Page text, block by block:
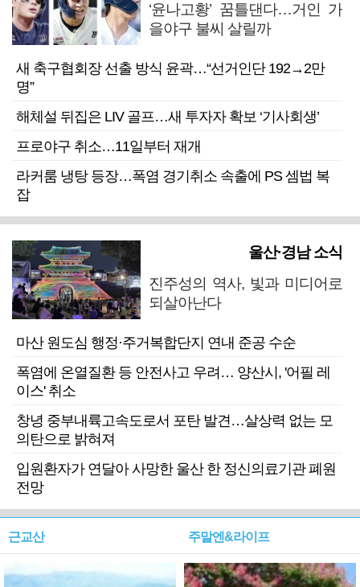
‘윤나고황’ 꿈틀댄다…거인 가
을야구 불씨 살릴까
새 축구협회장 선출 방식 윤곽…“선거인단 192→2만
명”
해체설 뒤집은 LIV 골프…새 투자자 확보 ‘기사회생’
프로야구 취소…11일부터 재개
라커룸 냉탕 등장…폭염 경기취소 속출에 PS 셈법 복
잡
울산·경남 소식
진주성의 역사, 빛과 미디어로
되살아난다
마산 원도심 행정·주거복합단지 연내 준공 수순
폭염에 온열질환 등 안전사고 우려… 양산시, '어필 레
이스' 취소
창녕 중부내륙고속도로서 포탄 발견…살상력 없는 모
의탄으로 밝혀져
입원환자가 연달아 사망한 울산 한 정신의료기관 폐원
전망
근교산 주말엔&라이프